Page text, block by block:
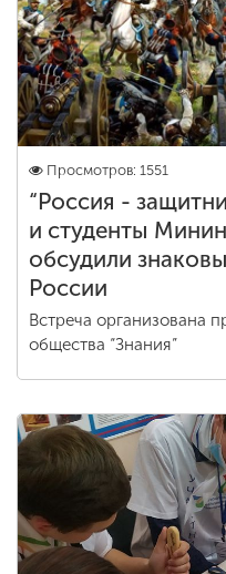
Приемная
комиссия
+7 (831) 262-26-20
Просмотров: 1551
“Россия -
и студенты
обсудили
России
Встреча организована
общества “Знания”